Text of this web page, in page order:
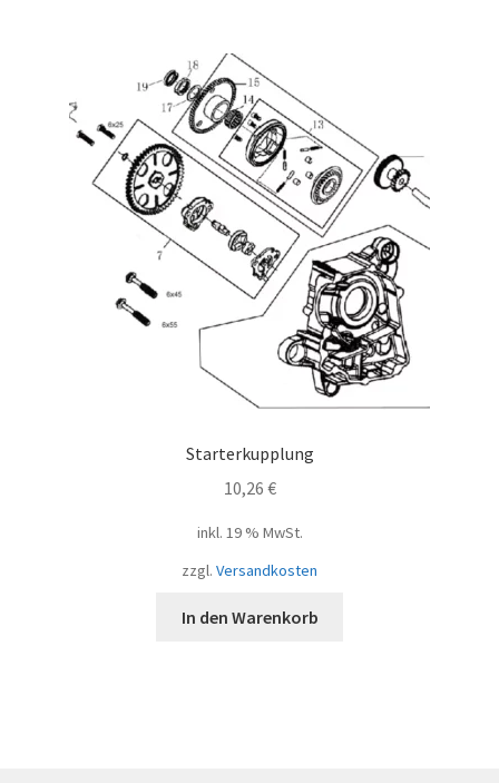
Starterkupplung
10,26 €
inkl. 19 % MwSt.
zzgl. Versandkosten
In den Warenkorb